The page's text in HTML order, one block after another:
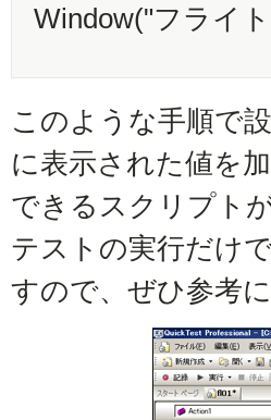
Window("フライ
このような手順で
に表示された値を
できるスクリプト
テストの実行だけ
すので、ぜひ参考